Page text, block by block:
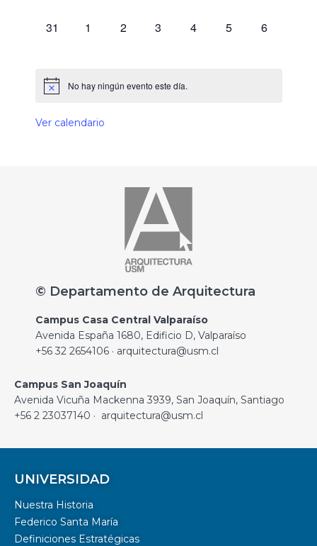
0 eventos,
31 0 eventos,
1 0 eventos,
2 0 eventos,
3 0 eventos,
4 0 eventos,
5 0 eventos,
6
No hay ningún evento este día.
Ver calendario
© Departamento de Arquitectura
Campus Casa Central Valparaíso
Avenida España 1680, Edificio D, Valparaíso
+56 32 2654106 · arquitectura@usm.cl
Campus San Joaquín
Avenida Vicuña Mackenna 3939, San Joaquín, Santiago
+56 2 23037140 · arquitectura@usm.cl
UNIVERSIDAD
Nuestra Historia
Federico Santa María
Definiciones Estratégicas